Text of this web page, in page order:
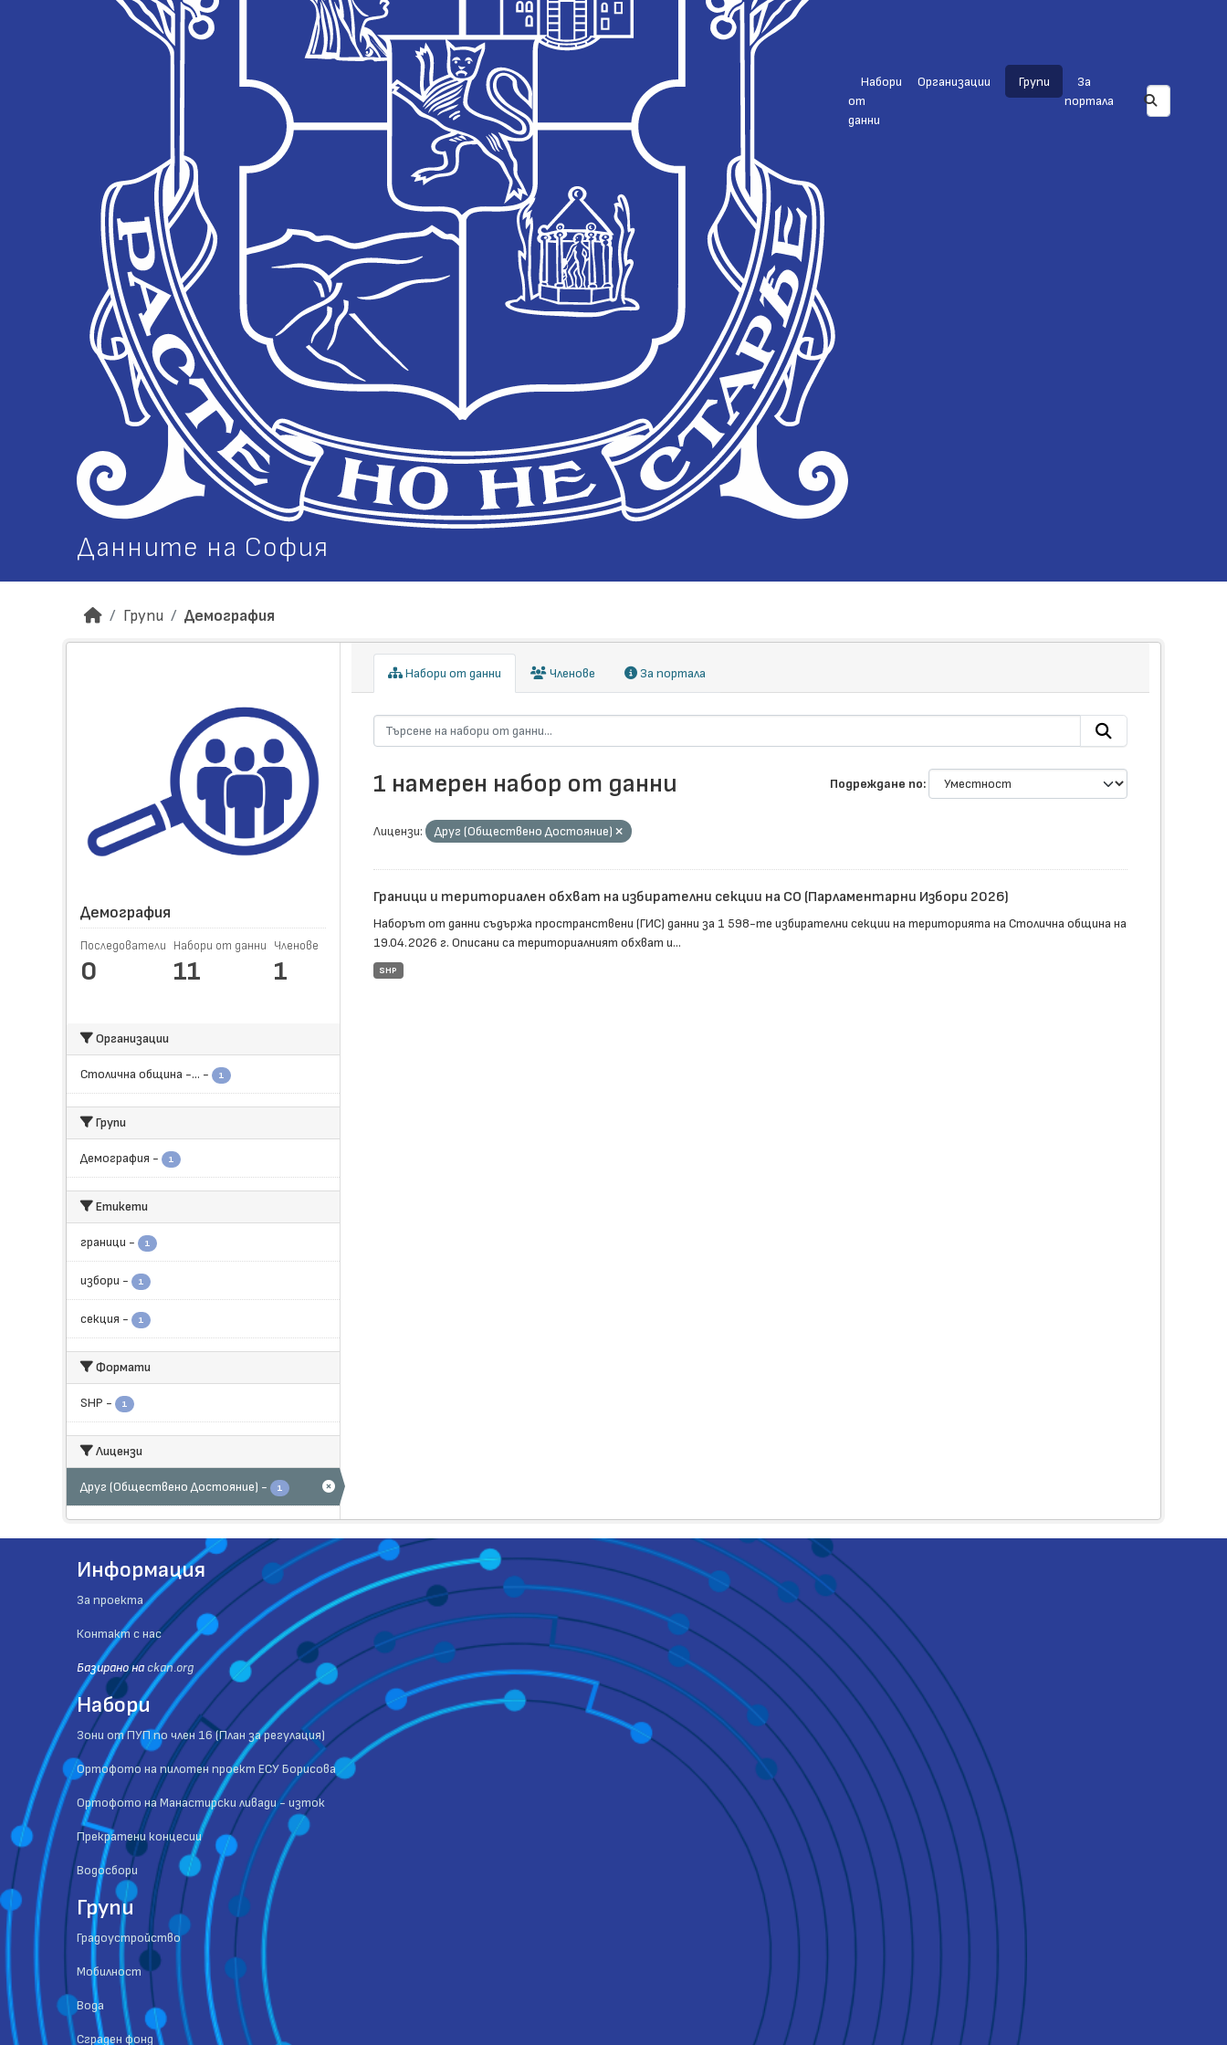
Данните на София
Набори
от
данни
Организации Групи
За
портала
Групи Демография
Демография
Последователи
0
Набори от данни
11
Членове
1
Организации
Столична община -... - 1
Групи
Демография - 1
Етикети
граници - 1
избори - 1
секция - 1
Формати
SHP - 1
Лицензи
Друг (Обществено Достояние) - 1
Набори от данни Членове За портала
Подреждане по
1 намерен набор от данни
Лицензи: Друг (Обществено Достояние)
Граници и териториален обхват на избирателни секции на СО (Парламентарни Избори 2026)
Наборът от данни съдържа пространствени (ГИС) данни за 1 598-те избирателни секции на територията на Столична община на
19.04.2026 г. Описани са териториалният обхват и...
SHP
Информация
За проекта
Контакт с нас
Базиранo на ckan.org
Набори
Зони от ПУП по член 16 (План за регулация)
Ортофото на пилотен проект ЕСУ Борисова
Ортофото на Манастирски ливади - изток
Прекратени концесии
Водосбори
Групи
Градоустройство
Мобилност
Вода
Сграден фонд